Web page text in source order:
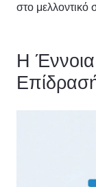
στο μελλοντικό
Η